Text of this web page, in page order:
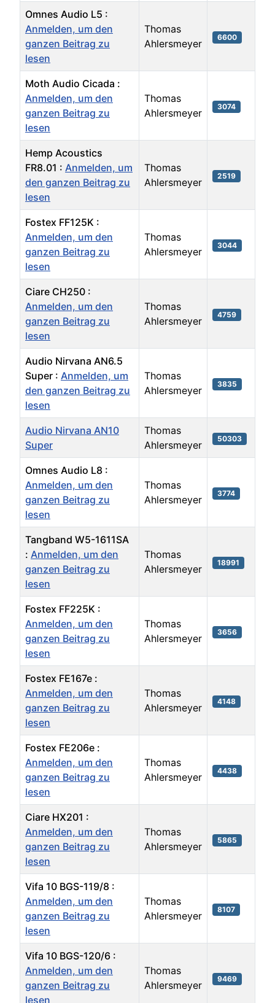
Omnes Audio L5 :
Anmelden, um den
ganzen Beitrag zu
lesen
Thomas
Ahlersmeyer
6600
Moth Audio Cicada :
Anmelden, um den
ganzen Beitrag zu
lesen
Thomas
Ahlersmeyer
3074
Hemp Acoustics
FR8.01 : Anmelden, um
den ganzen Beitrag zu
lesen
Thomas
Ahlersmeyer
2519
Fostex FF125K :
Anmelden, um den
ganzen Beitrag zu
lesen
Thomas
Ahlersmeyer
3044
Ciare CH250 :
Anmelden, um den
ganzen Beitrag zu
lesen
Thomas
Ahlersmeyer
4759
Audio Nirvana AN6.5
Super : Anmelden, um
den ganzen Beitrag zu
lesen
Thomas
Ahlersmeyer
3835
Audio Nirvana AN10
Super
Thomas
Ahlersmeyer
50303
Omnes Audio L8 :
Anmelden, um den
ganzen Beitrag zu
lesen
Thomas
Ahlersmeyer
3774
Tangband W5-1611SA
: Anmelden, um den
ganzen Beitrag zu
lesen
Thomas
Ahlersmeyer
18991
Fostex FF225K :
Anmelden, um den
ganzen Beitrag zu
lesen
Thomas
Ahlersmeyer
3656
Fostex FE167e :
Anmelden, um den
ganzen Beitrag zu
lesen
Thomas
Ahlersmeyer
4148
Fostex FE206e :
Anmelden, um den
ganzen Beitrag zu
lesen
Thomas
Ahlersmeyer
4438
Ciare HX201 :
Anmelden, um den
ganzen Beitrag zu
lesen
Thomas
Ahlersmeyer
5865
Vifa 10 BGS-119/8 :
Anmelden, um den
ganzen Beitrag zu
lesen
Thomas
Ahlersmeyer
8107
Vifa 10 BGS-120/6 :
Anmelden, um den
ganzen Beitrag zu
lesen
Thomas
Ahlersmeyer
9469